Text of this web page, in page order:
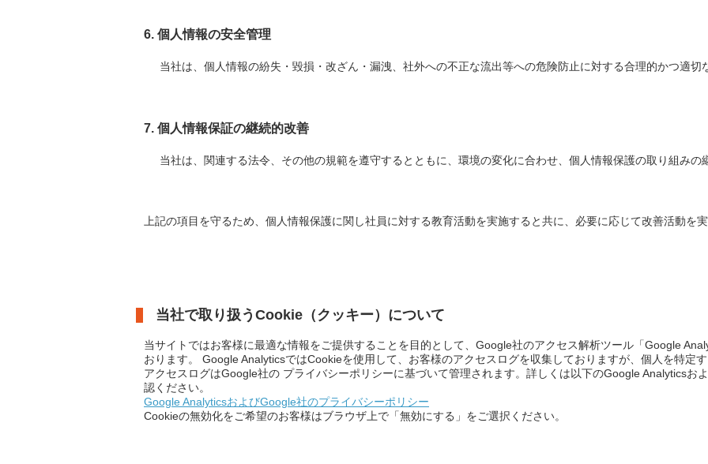
6. 個人情報の安全管理
当社は、個人情報の紛失・毀損・改ざん・漏洩、社外への不正な流出等への危険防止に対する合理的かつ適切
7. 個人情報保証の継続的改善
当社は、関連する法令、その他の規範を遵守するとともに、環境の変化に合わせ、個人情報保護の取り組みの
上記の項目を守るため、個人情報保護に関し社員に対する教育活動を実施すると共に、必要に応じて改善活動を実
当社で取り扱うCookie（クッキー）について
当サイトではお客様に最適な情報をご提供することを目的として、Google社のアクセス解析ツール「Google
おります。 Google AnalyticsではCookieを使用して、お客様のアクセスログを収集しておりますが、個人を特定
アクセスログはGoogle社の プライバシーポリシーに基づいて管理されます。詳しくは以下のGoogle Analyticsお
認ください。
Google AnalyticsおよびGoogle社のプライバシーポリシー
Cookieの無効化をご希望のお客様はブラウザ上で「無効にする」をご選択ください。